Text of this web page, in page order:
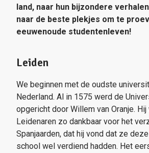
land, naar hun bijzondere
naar de beste plekjes om te
eeuwenoude studentenleven!
Leiden
We beginnen met de oudste
Nederland. Al in 1575 werd de
opgericht door Willem van Oranje.
Leidenaren zo dankbaar voor het
Spanjaarden, dat hij vond dat ze
school wel verdiend hadden. Het